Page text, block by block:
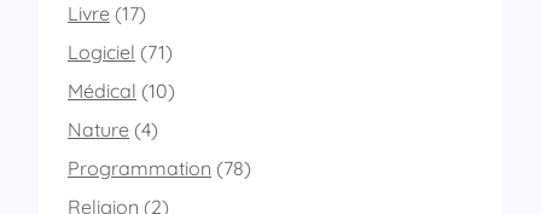
Livre (17)
Logiciel (71)
Médical (10)
Nature (4)
Programmation (78)
Religion (2)